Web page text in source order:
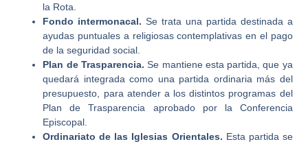
la Rota.
Fondo intermonacal. Se trata una partida destinada a
ayudas puntuales a religiosas contemplativas en el pago
de la seguridad social.
Plan de Trasparencia. Se mantiene esta partida, que ya
quedará integrada como una partida ordinaria más del
presupuesto, para atender a los distintos programas del
Plan de Trasparencia aprobado por la Conferencia
Episcopal.
Ordinariato de las Iglesias Orientales. Esta partida se